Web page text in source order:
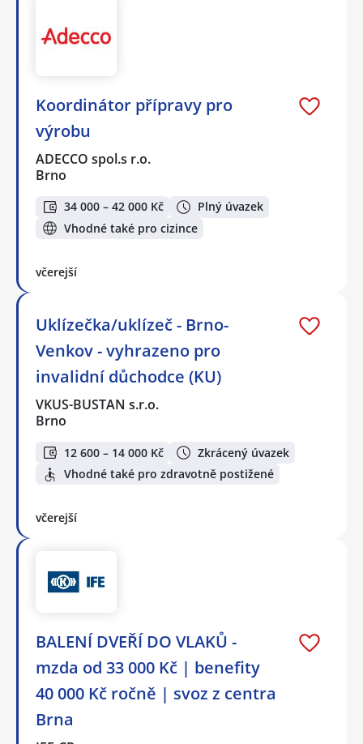
Koordinátor přípravy pro
výrobu
ADECCO spol.s r.o.
Brno
34 000 – 42 000 Kč
Plný úvazek
Vhodné také pro cizince
včerejší
Uklízečka/uklízeč - Brno-
Venkov - vyhrazeno pro
invalidní důchodce (KU)
VKUS-BUSTAN s.r.o.
Brno
12 600 – 14 000 Kč
Zkrácený úvazek
Vhodné také pro zdravotně postižené
včerejší
BALENÍ DVEŘÍ DO VLAKŮ -
mzda od 33 000 Kč | benefity
40 000 Kč ročně | svoz z centra
Brna